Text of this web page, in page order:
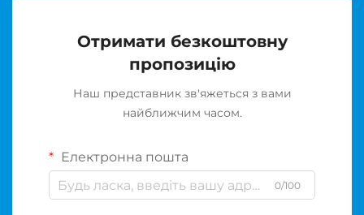
Отримати безкоштовну
пропозицію
Наш представник зв'яжеться з вами
найближчим часом.
Електронна пошта
0/100